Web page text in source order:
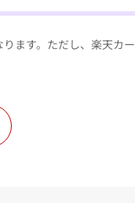
ます。ただし、楽天カー
料